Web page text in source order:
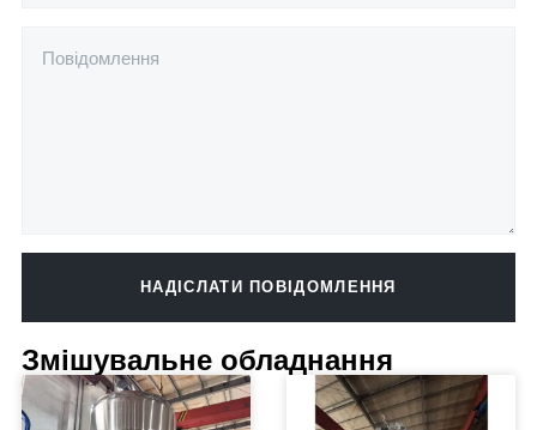
НАДІСЛАТИ ПОВІДОМЛЕННЯ
Змішувальне обладнання